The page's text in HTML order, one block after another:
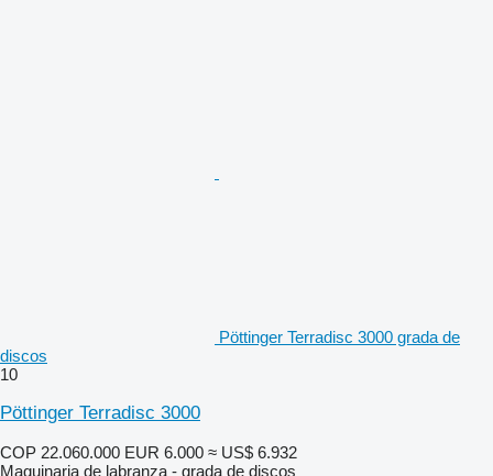
Pöttinger Terradisc 3000 grada de
discos
10
Pöttinger Terradisc 3000
COP 22.060.000 EUR 6.000 ≈ US$ 6.932
Maquinaria de labranza - grada de discos